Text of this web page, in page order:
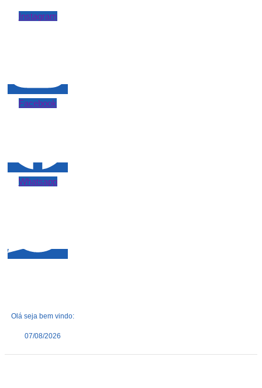
Instagram
Facebook
Whatsapp
Olá seja bem vindo:
07/08/2026